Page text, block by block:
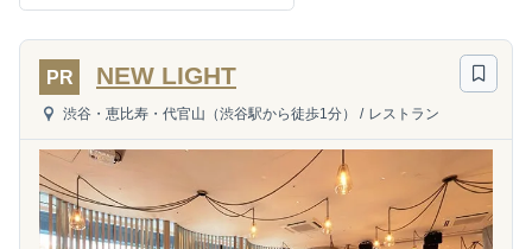
PR NEW LIGHT
渋谷・恵比寿・代官山（渋谷駅から徒歩1分） / レストラン